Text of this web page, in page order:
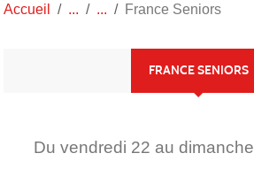
Accueil France Seniors
FRANCE SENIORS
Du vendredi 22 au dimanche